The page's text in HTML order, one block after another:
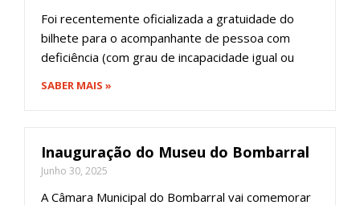
Foi recentemente oficializada a gratuidade do
bilhete para o acompanhante de pessoa com
deficiência (com grau de incapacidade igual ou
SABER MAIS »
Inauguração do Museu do Bombarral
Junho 30, 2025
A Câmara Municipal do Bombarral vai comemorar